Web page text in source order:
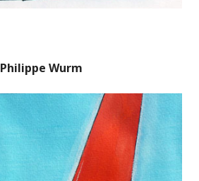
Philippe Wurm